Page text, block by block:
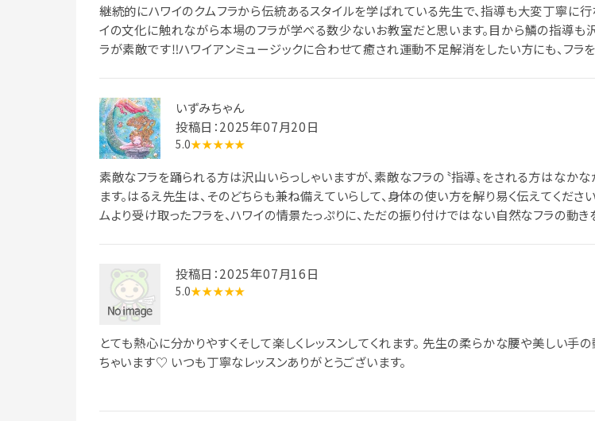
継続的にハワイのクムフラから伝統あるスタイルを学ばれている先生で、指導も大変丁寧に行
イの文化に触れながら本場のフラが学べる数少ないお教室だと思います。目から鱗の指導も
ラが素敵です‼︎ハワイアンミュージックに合わせて癒され運動不足解消をしたい方にも、フラ
いずみちゃん
投稿日：2025年07月20日
5.0★★★★★
素敵なフラを踊られる方は沢山いらっしゃいますが、素敵なフラの〝指導〟をされる方はなか
ます。はるえ先生は、そのどちらも兼ね備えていらして、身体の使い方を解り易く伝えてくださ
ムより受け取ったフラを、ハワイの情景たっぷりに、ただの振り付けではない自然なフラの動き
投稿日：2025年07月16日
5.0★★★★★
とても熱心に分かりやすくそして楽しくレッスンしてくれます。 先生の柔らかな腰や美しい手
ちゃいます♡ いつも丁寧なレッスンありがとうございます。